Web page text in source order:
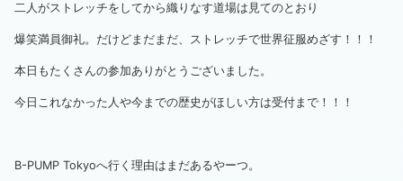
二人がストレッチをしてから織りなす道場は見てのとおり
爆笑満員御礼。だけどまだまだ、ストレッチで世界征服めざす！！！
本日もたくさんの参加ありがとうございました。
今日これなかった人や今までの歴史がほしい方は受付まで！！！
B-PUMP Tokyoへ行く理由はまだあるやーつ。